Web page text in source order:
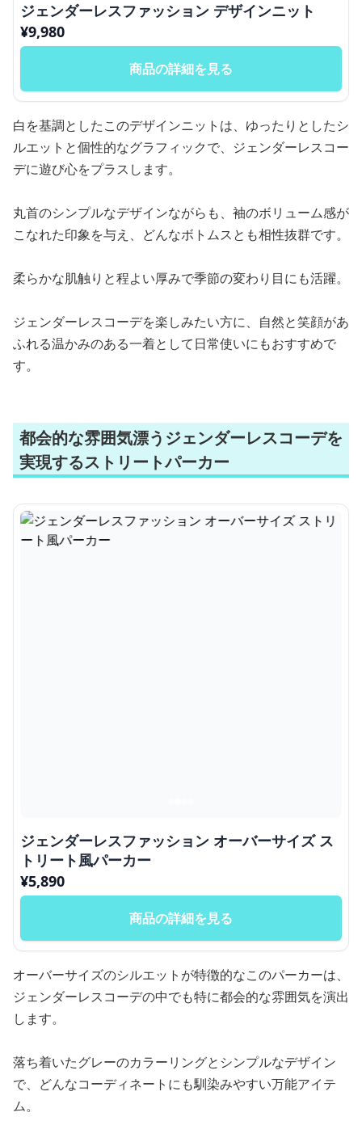
ジェンダーレスファッション デザインニット
¥9,980
商品の詳細を見る
白を基調としたこのデザインニットは、ゆったりとしたシ
ルエットと個性的なグラフィックで、ジェンダーレスコー
デに遊び心をプラスします。
丸首のシンプルなデザインながらも、袖のボリューム感が
こなれた印象を与え、どんなボトムスとも相性抜群です。
柔らかな肌触りと程よい厚みで季節の変わり目にも活躍。
ジェンダーレスコーデを楽しみたい方に、自然と笑顔があ
ふれる温かみのある一着として日常使いにもおすすめで
す。
都会的な雰囲気漂うジェンダーレスコーデを
実現するストリートパーカー
ジェンダーレスファッション オーバーサイズ ス
トリート風パーカー
¥5,890
商品の詳細を見る
オーバーサイズのシルエットが特徴的なこのパーカーは、
ジェンダーレスコーデの中でも特に都会的な雰囲気を演出
します。
落ち着いたグレーのカラーリングとシンプルなデザイン
で、どんなコーディネートにも馴染みやすい万能アイテ
ム。